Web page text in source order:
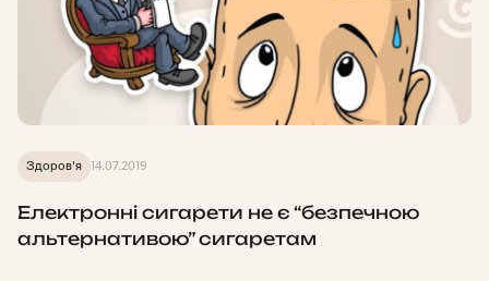
Здоров'я 14.07.2019
Електронні сигарети не є “безпечною
альтернативою” сигаретам